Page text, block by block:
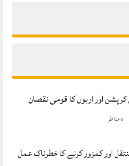
اور اربوں کا قومی نقصان
0مناظر
اور کمزور کرنے کا خطرناک عمل